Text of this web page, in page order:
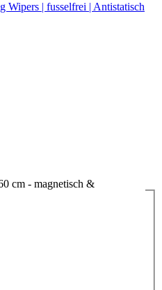
Wipers | fusselfrei | Antistatisch
cm - magnetisch &